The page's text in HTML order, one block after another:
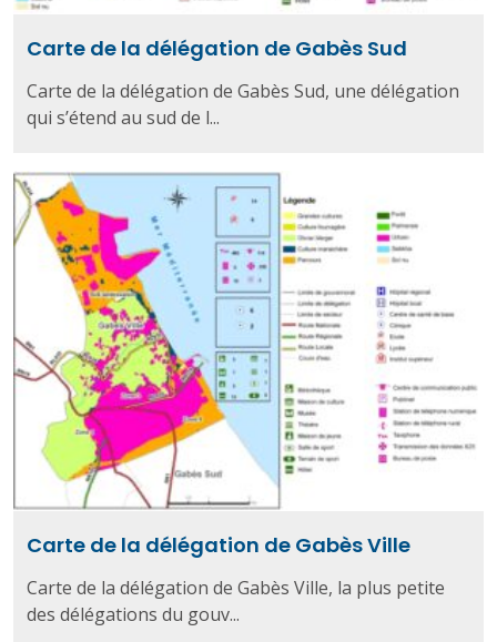
Carte de la délégation de Gabès Sud
Carte de la délégation de Gabès Sud, une délégation
qui s’étend au sud de l...
Carte de la délégation de Gabès Ville
Carte de la délégation de Gabès Ville, la plus petite
des délégations du gouv...